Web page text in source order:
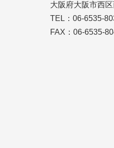
大阪府大阪市西
TEL：06-6535-
FAX：06-6535-